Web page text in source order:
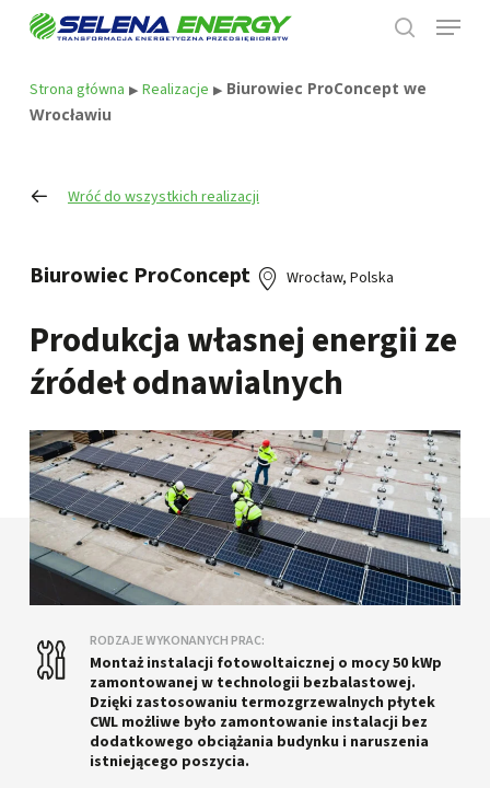
Skip
content
Menu
Strona główna ▶ Realizacje ▶ Biurowiec ProConcept we
Wrocławiu
Wróć do wszystkich realizacji
Biurowiec ProConcept Wrocław, Polska
Produkcja własnej energii ze
źródeł odnawialnych
RODZAJE WYKONANYCH PRAC:
Montaż instalacji fotowoltaicznej o mocy 50 kWp
zamontowanej w technologii bezbalastowej.
Dzięki zastosowaniu termozgrzewalnych płytek
CWL możliwe było zamontowanie instalacji bez
dodatkowego obciążania budynku i naruszenia
istniejącego poszycia.